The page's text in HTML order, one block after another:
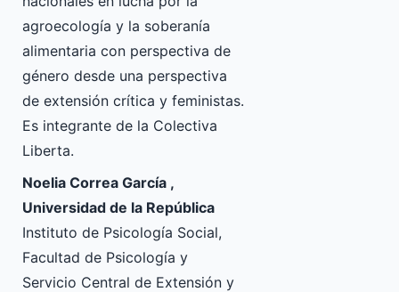
agroecología y la soberanía
alimentaria con perspectiva de
género desde una perspectiva
de extensión crítica y feministas.
Es integrante de la Colectiva
Liberta.
Noelia Correa García ,
Universidad de la República
Instituto de Psicología Social,
Facultad de Psicología y
Servicio Central de Extensión y